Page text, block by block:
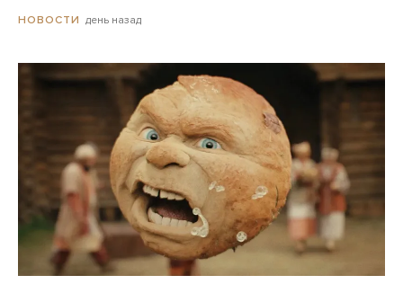
НОВОСТИ день назад